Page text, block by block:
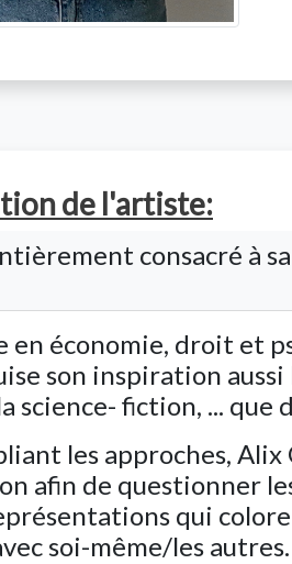
de l'artiste:
consacré à
en économie, droit et
son inspiration aussi
science- fiction, ... que
les approches,
afin de questionner
qui
soi-même/les autres.